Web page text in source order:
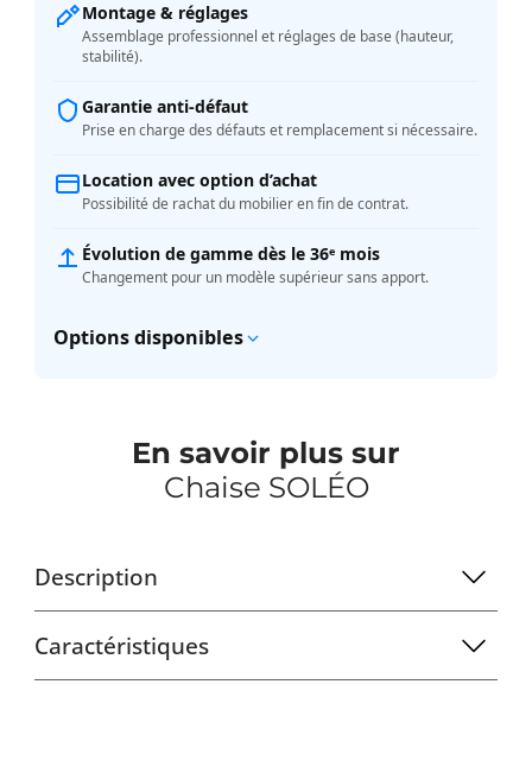
Montage & réglages
Assemblage professionnel et réglages de base (hauteur,
stabilité).
Garantie anti-défaut
Prise en charge des défauts et remplacement si nécessaire.
Location avec option d’achat
Possibilité de rachat du mobilier en fin de contrat.
Évolution de gamme dès le 36ᵉ mois
Changement pour un modèle supérieur sans apport.
Options disponibles
En savoir plus sur
Chaise SOLÉO
Description
Caractéristiques